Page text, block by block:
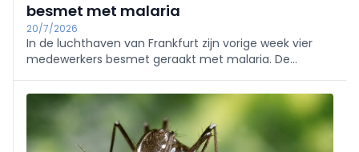
besmet met malaria
20/7/2026
In de luchthaven van Frankfurt zijn vorige week vier
medewerkers besmet geraakt met malaria. De
die in het vliegtuig was meegereisd. Dat heeft een
woordvoerder van de luchthaven gemeld.